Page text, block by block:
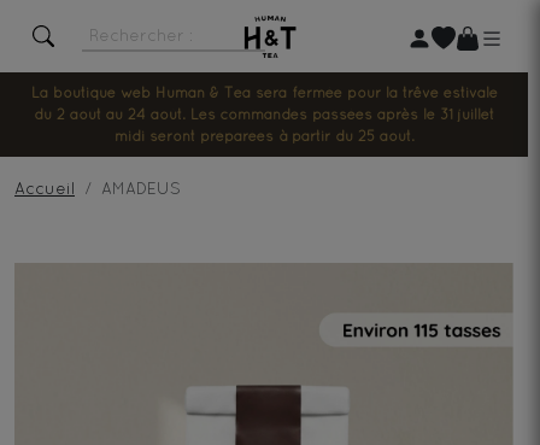
La boutique web Human & Tea sera fermée pour la trêve estivale
du 2 août au 24 août. Les commandes passées après le 31 juillet
midi seront préparées à partir du 25 août.
Accueil AMADEUS